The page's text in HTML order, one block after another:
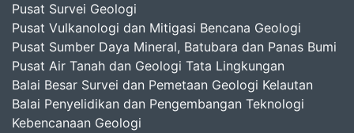
Pusat Survei Geologi
Pusat Vulkanologi dan Mitigasi Bencana Geologi
Pusat Sumber Daya Mineral, Batubara dan Panas Bumi
Pusat Air Tanah dan Geologi Tata Lingkungan
Balai Besar Survei dan Pemetaan Geologi Kelautan
Balai Penyelidikan dan Pengembangan Teknologi
Kebencanaan Geologi